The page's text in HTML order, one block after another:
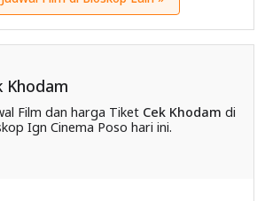
Khodam
Film dan harga Tiket Cek Khodam di
Ign Cinema Poso hari ini.